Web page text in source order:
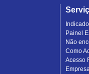
Painel
Não
Como
Acesso